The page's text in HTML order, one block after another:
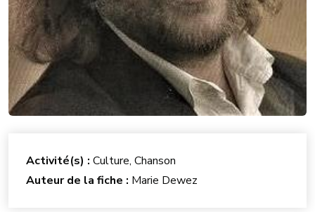
Activité(s) : Culture, Chanson
Auteur de la fiche : Marie Dewez